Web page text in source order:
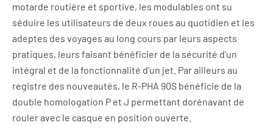
motarde routière et sportive, les modulables ont su
séduire les utilisateurs de deux roues au quotidien et les
adeptes des voyages au long cours par leurs aspects
pratiques, leurs faisant bénéficier de la sécurité d’un
intégral et de la fonctionnalité d’un jet. Par ailleurs au
registre des nouveautés, le R-PHA 90S bénéficie de la
double homologation P et J permettant dorénavant de
rouler avec le casque en position ouverte.